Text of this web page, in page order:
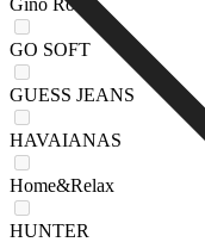
GO SOFT
GUESS JEANS
HAVAIANAS
Home&Relax
HUNTER